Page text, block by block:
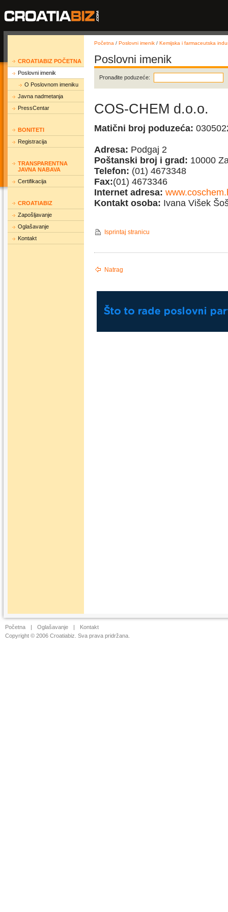
CROATIABIZ POČETNA
Poslovni imenik
O Poslovnom imeniku
Javna nadmetanja
PressCentar
BONITETI
Registracija
TRANSPARENTNA
JAVNA NABAVA
Certifikacija
CROATIABIZ
Zapošljavanje
Oglašavanje
Kontakt
Početna / Poslovni imenik / Kemijska i farmaceutska
Poslovni imenik
Pronađite poduzeće:
COS-CHEM d.o.o.
Matični broj poduzeća:
Adresa: Podgaj 2
Poštanski broj i grad: 10000
Telefon: (01) 4673348
Fax:(01) 4673346
Internet adresa:
Kontakt osoba: Ivana Višek
Isprintaj stranicu
Natrag
Početna | Oglašavanje |
Kontakt
Copyright © 2006 Croatiabiz. Sva prava pridržana.